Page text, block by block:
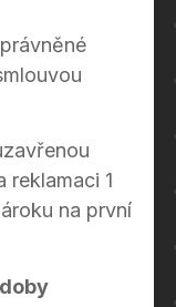
reklamaci 1
na první